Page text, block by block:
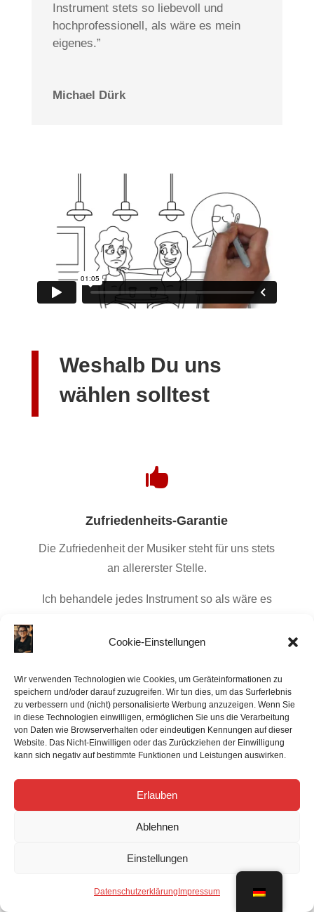
Cookie-Einstellungen
Wir verwenden Technologien wie Cookies, um Geräteinformationen zu
speichern und/oder darauf zuzugreifen. Wir tun dies, um das Surferlebnis
zu verbessern und (nicht) personalisierte Werbung anzuzeigen. Wenn Sie
in diese Technologien einwilligen, ermöglichen Sie uns die Verarbeitung
von Daten wie Browserverhalten oder eindeutigen Kennungen auf dieser
Website. Das Nicht-Einwilligen oder das Zurückziehen der Einwilligung
kann sich negativ auf bestimmte Funktionen und Leistungen auswirken.
Erlauben
Ablehnen
Einstellungen
Datenschutzerklärung Impressum
Instrument stets so liebevoll und
hochprofessionell, als wäre es mein
eigenes.”
Michael Dürk
Weshalb Du uns
wählen solltest

Zufriedenheits-Garantie
Die Zufriedenheit der Musiker steht für uns stets
an allererster Stelle.
Ich behandele jedes Instrument so als wäre es
ehe du es nicht auch bist. Auf deinen COA-Service
Generalüberholung 12 Monate Garantie. Sollten
innerhalb dieser Zeit wider Erwarten
Nachregulierungen nötig sein, so werden diese
selbstverständlich kostenlos durchgeführt.

Professionelle Wartung
an unsere Arbeit, sondern auch an die Qualität der
von uns verwendeten Materialien. Wir verwenden